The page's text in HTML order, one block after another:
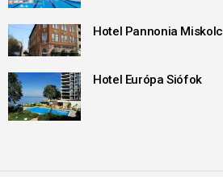
Hotel Pannonia Miskolc
Hotel Európa Siófok